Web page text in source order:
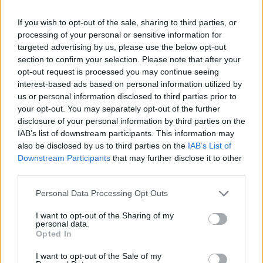
If you wish to opt-out of the sale, sharing to third parties, or
processing of your personal or sensitive information for
targeted advertising by us, please use the below opt-out
section to confirm your selection. Please note that after your
opt-out request is processed you may continue seeing
interest-based ads based on personal information utilized by
us or personal information disclosed to third parties prior to
your opt-out. You may separately opt-out of the further
disclosure of your personal information by third parties on the
IAB’s list of downstream participants. This information may
also be disclosed by us to third parties on the IAB’s List of
Downstream Participants that may further disclose it to other
Please note that this website/app uses one or more Google
not limited to your visit or usage behaviour. You may click to
grant or deny consent to Google and its third-party tags to
use your data for below specified purposes in below Google
consent section.
Personal Data Processing Opt Outs
I want to opt-out of the Sharing of my
personal data.
Opted In
I want to opt-out of the Sale of my
FAKTA: U23-NM/NC senior
Hvem: U23- og senior, samt juniorer født i 2003
og 2004, kvinner og menn
Hva: U23-NM og Norgescup senior
Hvor:Veldre Sag, Brumunddal
Når: 10. til 12. mars
Program
Fredag 10. mars
– 10:30: Sprint klassisk prolog, kvinner og menn
– 12:30: Sprint klassisk heat og finaler, kvinner og
Lørdag 11. mars
– 09:00: 10km klassisk med individuell start,
– 12:30: 10km klassisk med individuell start,